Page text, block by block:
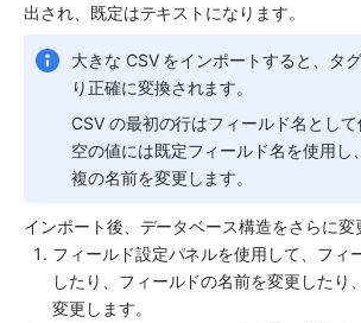
出され、既定はテキストになります。
大きな CSV をインポートすると、タ
り正確に変換されます。
CSV の最初の行はフィールド名として
空の値には既定フィールド名を使用し
複の名前を変更します。
インポート後、データベース構造をさらに変
フィールド設定パネルを使用して、フィ
したり、フィールドの名前を変更したり
変更します。